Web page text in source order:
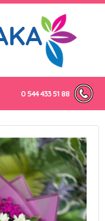
0 544 433 51 88